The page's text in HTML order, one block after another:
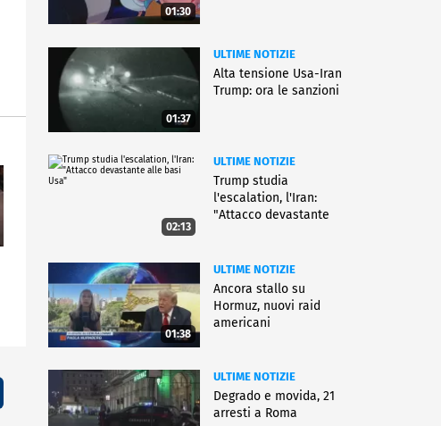
01:30
01:37
ULTIME NOTIZIE
Alta tensione Usa-Iran
Trump: ora le sanzioni
02:13
ULTIME NOTIZIE
Trump studia
l'escalation, l'Iran:
"Attacco devastante
01:38
ULTIME NOTIZIE
Ancora stallo su
Hormuz, nuovi raid
americani
ULTIME NOTIZIE
Degrado e movida, 21
arresti a Roma